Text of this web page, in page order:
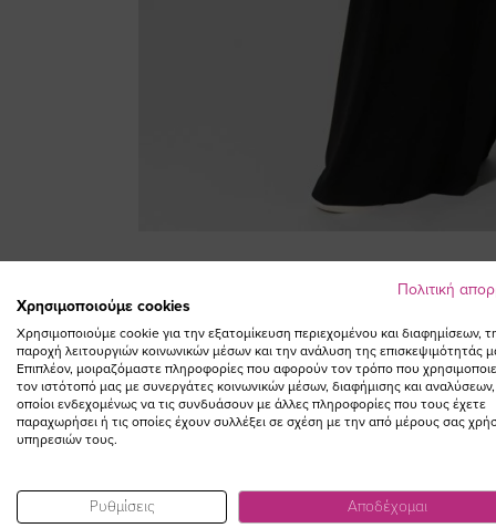
to
beginning
of
the
images
gallery
NEW IN
Πολιτική
Χρησιμοποιούμε cookies
Χρησιμοποιούμε cookie για την εξατομίκευση περιεχομένου και διαφημίσεων,
παροχή λειτουργιών κοινωνικών μέσων και την ανάλυση της επισκεψιμότητάς
Επιπλέον, μοιραζόμαστε πληροφορίες που αφορούν τον τρόπο που
τον ιστότοπό μας με συνεργάτες κοινωνικών μέσων, διαφήμισης και αναλύσεων,
οποίοι ενδεχομένως να τις συνδυάσουν με άλλες πληροφορίες που τους έχετε
παραχωρήσει ή τις οποίες έχουν συλλέξει σε σχέση με την από μέρους σας
υπηρεσιών τους.
Ρυθμίσεις Αποδέχομαι